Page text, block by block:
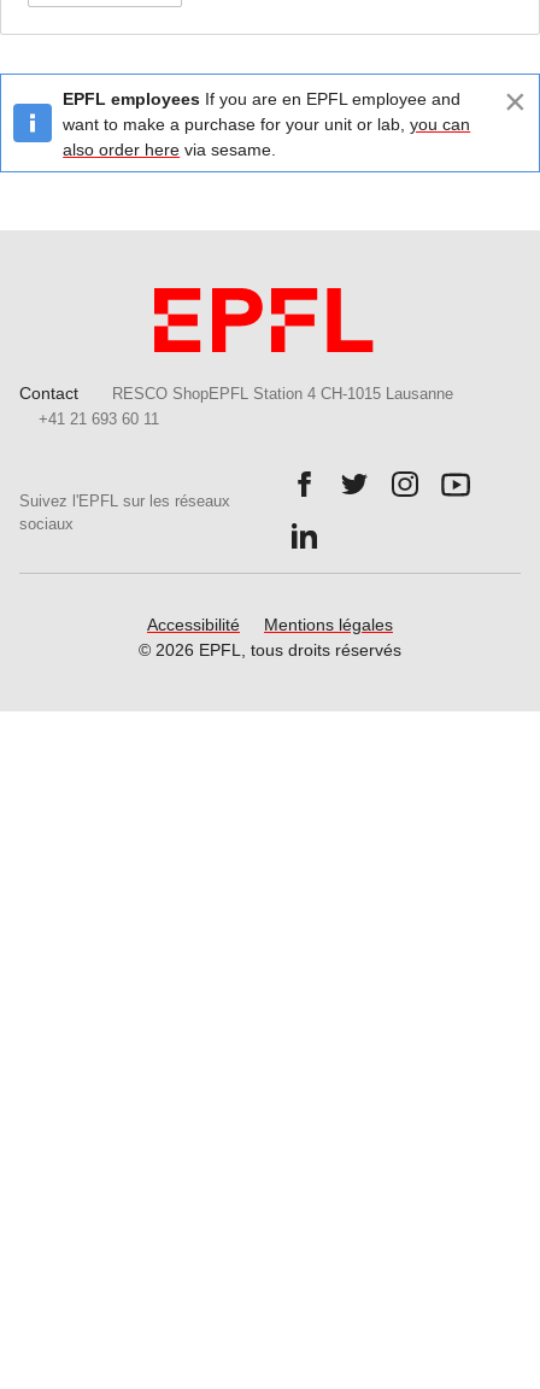
EPFL employees If you are en EPFL employee and
want to make a purchase for your unit or lab,you can
also order here via sesame.
×
Contact
RESCO ShopEPFL Station 4 CH-1015 Lausanne
+41 21 693 60 11
Suivez l'EPFL sur les réseaux
sociaux
Follow us on Facebook.
Follow us on Twitter.
Follow us on
Follow
Accessibilité
Mentions légales
© 2026 EPFL, tous droits réservés